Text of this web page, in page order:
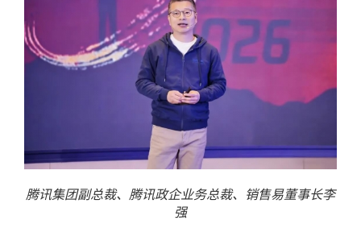
腾讯集团副总裁、腾讯政企业务总裁、销售易董事长李
强